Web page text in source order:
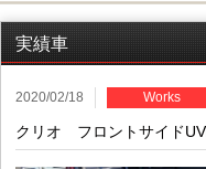
実績車
2020/02/18 Works
クリオ フロントサイド